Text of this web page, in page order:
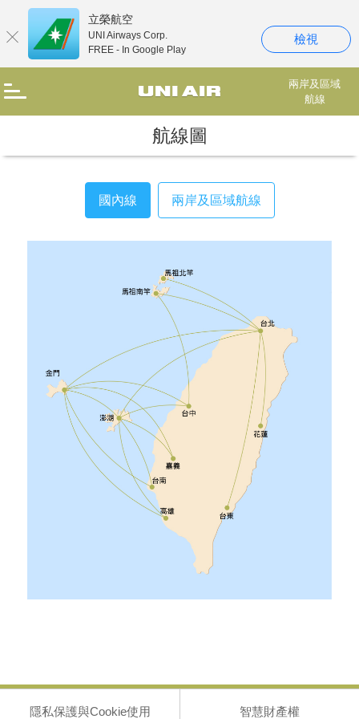
兩岸及區域
航線
航線圖
國內線 兩岸及區域航線
隱私保護與Cookie使用 智慧財產權
立榮航空
UNI Airways Corp.
FREE - In Google Play
檢視